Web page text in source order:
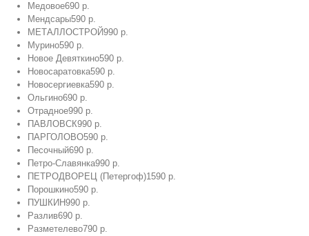
Медовое690 р.
Мендсары590 р.
МЕТАЛЛОСТРОЙ990 р.
Мурино590 р.
Новое Девяткино590 р.
Новосаратовка590 р.
Новосергиевка590 р.
Ольгино690 р.
Отрадное990 р.
ПАВЛОВСК990 р.
ПАРГОЛОВО590 р.
Песочный690 р.
Петро-Славянка990 р.
ПЕТРОДВОРЕЦ (Петергоф)1590 р.
Порошкино590 р.
ПУШКИН990 р.
Разлив690 р.
Разметелево790 р.